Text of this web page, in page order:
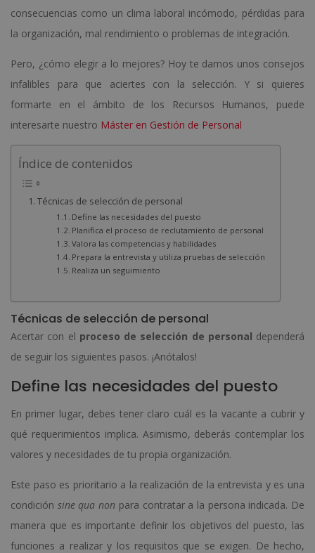
consecuencias como un clima laboral incómodo, pérdidas para
la organización, mal rendimiento o problemas de integración.
Pero, ¿cómo elegir a lo mejores? Hoy te damos unos consejos
infalibles para que aciertes con la selección. Y si quieres
formarte en el ámbito de los Recursos Humanos, puede
interesarte nuestro Máster en Gestión de Personal
Índice de contenidos
Técnicas de selección de personal
Define las necesidades del puesto
Planifica el proceso de reclutamiento de personal
Valora las competencias y habilidades
Prepara la entrevista y utiliza pruebas de selección
Realiza un seguimiento
Técnicas de selección de personal
Acertar con el proceso de selección de personal dependerá
de seguir los siguientes pasos. ¡Anótalos!
Define las necesidades del puesto
En primer lugar, debes tener claro cuál es la vacante a cubrir y
qué requerimientos implica. Asimismo, deberás contemplar los
valores y necesidades de tu propia organización.
Este paso es prioritario a la realización de la entrevista y es una
condición sine qua non para contratar a la persona indicada. De
manera que es importante definir los objetivos del puesto, las
funciones a realizar y los requisitos que se exigen. De hecho,